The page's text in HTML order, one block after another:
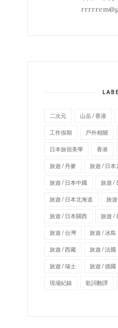
二次元 山岳 / 香港
工作假期 戶外相關
日本旅宿美學 香港
旅遊 / 丹麥 旅遊 / 日本
旅遊 / 日本中國 旅遊 /
旅遊 / 日本北海道 旅
旅遊 / 日本關西 旅遊 /
旅遊 / 台灣 旅遊 / 冰島
旅遊 / 西藏 旅遊 / 法國
旅遊 / 瑞士 旅遊 / 德國
現場紀錄 歌詞翻譯